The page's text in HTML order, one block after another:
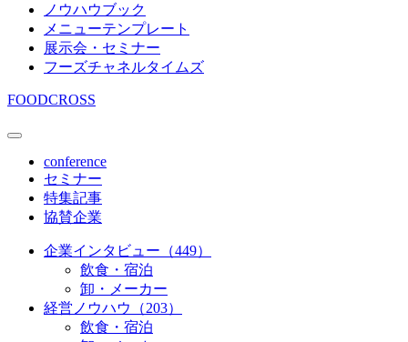
ノウハウブック
メニューテンプレート
展示会・セミナー
フーズチャネルタイムズ
FOODCROSS
conference
セミナー
特集記事
協賛企業
企業インタビュー（449）
飲食・宿泊
卸・メーカー
経営ノウハウ（203）
飲食・宿泊